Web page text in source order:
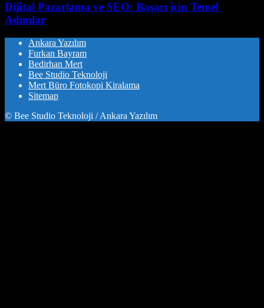
Dijital Pazarlama ve SEO: Başarı için Temel
Adımlar
Ankara Yazılım
Furkan Bayram
Bedirhan Mert
Bee Studio Teknoloji
Mert Büro Fotokopi Kiralama
Sitemap
© Bee Studio Teknoloji / Ankara Yazılım